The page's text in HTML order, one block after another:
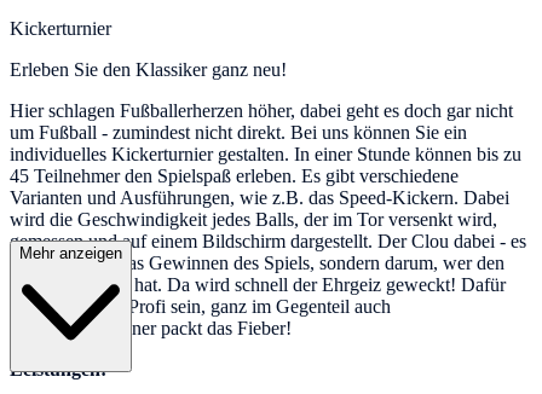
Kickerturnier
Erleben Sie den Klassiker ganz neu!
Hier schlagen Fußballerherzen höher, dabei geht es doch gar nicht
um Fußball - zumindest nicht direkt. Bei uns können Sie ein
individuelles Kickerturnier gestalten. In einer Stunde können bis zu
45 Teilnehmer den Spielspaß erleben. Es gibt verschiedene
Varianten und Ausführungen, wie z.B. das Speed-Kickern. Dabei
wird die Geschwindigkeit jedes Balls, der im Tor versenkt wird,
gemessen und auf einem Bildschirm dargestellt. Der Clou dabei - es
geht nicht um das Gewinnen des Spiels, sondern darum, wer den
schnellsten Ball hat. Da wird schnell der Ehrgeiz geweckt! Dafür
muss man kein Profi sein, ganz im Gegenteil auch
Tischfußballgegner packt das Fieber!
Leistungen:
Mehr anzeigen